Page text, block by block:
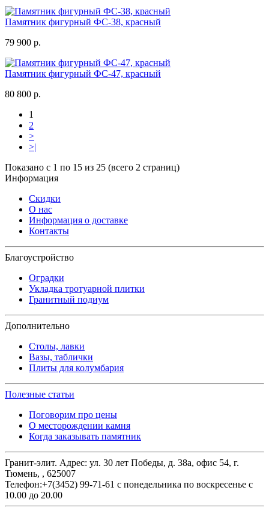
Памятник фигурный ФС-38, красный
79 900 р.
Памятник фигурный ФС-47, красный
80 800 р.
1
2
>
>|
Показано с 1 по 15 из 25 (всего 2 страниц)
Информация
Скидки
О нас
Информация о доставке
Контакты
Благоустройство
Оградки
Укладка тротуарной плитки
Гранитный подиум
Дополнительно
Столы, лавки
Вазы, таблички
Плиты для колумбария
Полезные статьи
Поговорим про цены
О месторождении камня
Когда заказывать памятник
Гранит-элит. Адрес: ул. 30 лет Победы, д. 38а, офис 54, г.
Тюмень, , 625007
Телефон:+7(3452) 99-71-61 с понедельника по воскресенье с
10.00 до 20.00